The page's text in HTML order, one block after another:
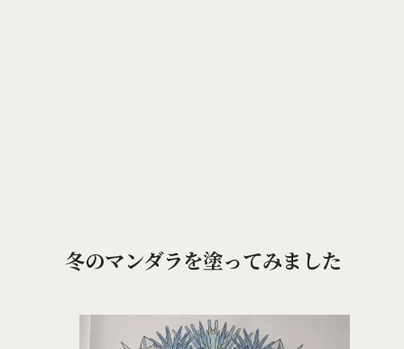
冬のマンダラを塗ってみました